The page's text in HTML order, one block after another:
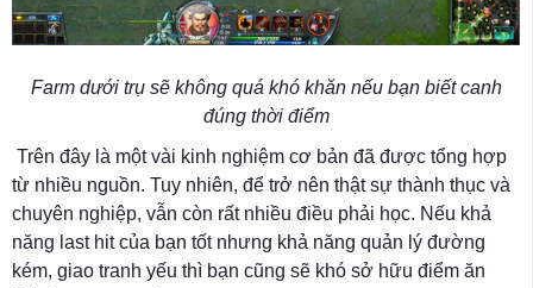
Farm dưới trụ sẽ không quá khó khăn nếu bạn biết canh
đúng thời điểm
Trên đây là một vài kinh nghiệm cơ bản đã được tổng hợp
từ nhiều nguồn. Tuy nhiên, để trở nên thật sự thành thục và
chuyên nghiệp, vẫn còn rất nhiều điều phải học. Nếu khả
năng last hit của bạn tốt nhưng khả năng quản lý đường
kém, giao tranh yếu thì bạn cũng sẽ khó sở hữu điểm ăn